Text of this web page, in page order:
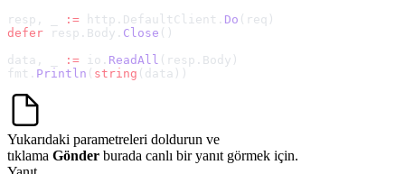
resp, _
:= http.DefaultClient. Do (req)
defer resp.Body. Close ()
data, _
:= io. ReadAll (resp.Body)
fmt. Println ( string (data))
Yukarıdaki parametreleri doldurun ve
tıklama Gönder burada canlı bir yanıt görmek için.